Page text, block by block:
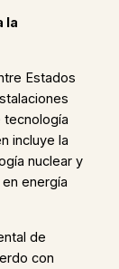
la
Estados
tecnología
incluye la
nuclear y
energía
de
con